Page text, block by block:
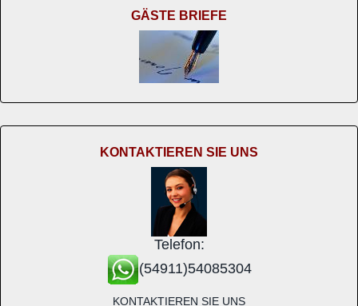
GÄSTE BRIEFE
KONTAKTIEREN SIE UNS
Telefon:
(54911)54085304
KONTAKTIEREN SIE UNS